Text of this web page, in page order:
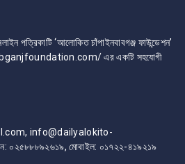
পত্রিকাটি ‘আলোকিত চাঁপাইনবাবগঞ্জ ফাউন্ডেশন’
এর একটি সহযোগী
info@dailyalokito-
মোবাইল: ০১৭২২-৪১৯২১৯